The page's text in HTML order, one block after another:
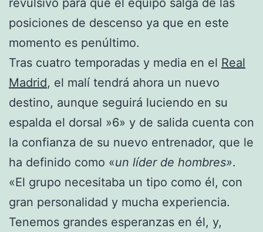
posiciones de descenso ya que en este
momento es penúltimo.
Tras cuatro temporadas y media en el Real
Madrid, el malí tendrá ahora un nuevo
destino, aunque seguirá luciendo en su
espalda el dorsal »6» y de salida cuenta con
la confianza de su nuevo entrenador, que le
ha definido como «un líder de hombres».
«El grupo necesitaba un tipo como él, con
gran personalidad y mucha experiencia.
Tenemos grandes esperanzas en él, y,